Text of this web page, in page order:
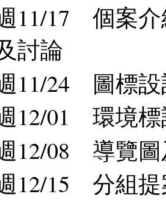
11/17 個案
討論
11/24 圖標設
12/01 環境
12/08 導覽
12/15 分組提